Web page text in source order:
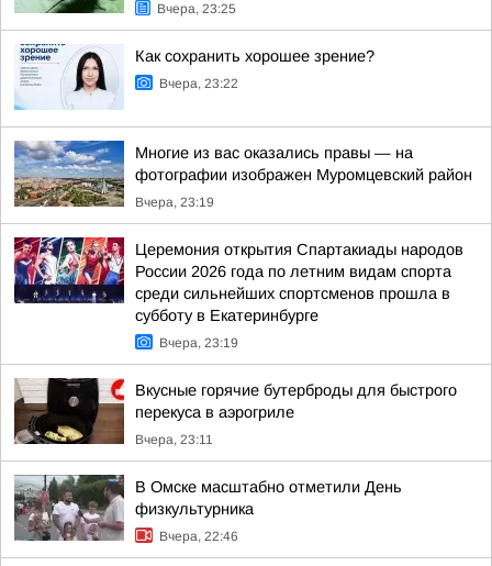
Вчера, 23:25
Как сохранить хорошее зрение?
Вчера, 23:22
Многие из вас оказались правы — на
фотографии изображен Муромцевский район
Вчера, 23:19
Церемония открытия Спартакиады народов
России 2026 года по летним видам спорта
среди сильнейших спортсменов прошла в
субботу в Екатеринбурге
Вчера, 23:19
Вкусные горячие бутерброды для быстрого
перекуса в аэрогриле
Вчера, 23:11
В Омске масштабно отметили День
физкультурника
Вчера, 22:46